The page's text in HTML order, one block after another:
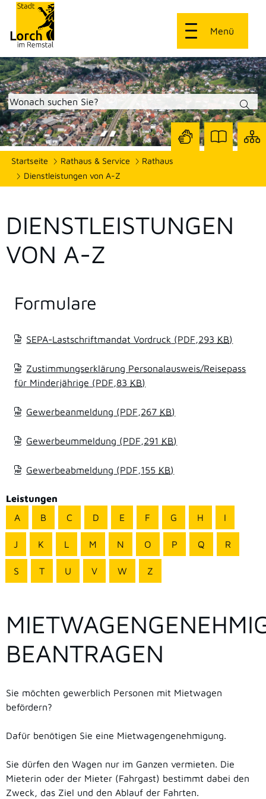
Menü
Startseite Rathaus & Service
Rathaus
Dienstleistungen von A-Z
Seite
DIENSTLEISTUNGEN
VON A-Z
Formulare
SEPA-Lastschriftmandat Vordruck (PDF,293 KB)
Zustimmungserklärung Personalausweis/Reisepass
für Minderjährige (PDF,83 KB)
Gewerbeanmeldung (PDF,267 KB)
Gewerbeummeldung (PDF,291 KB)
Gewerbeabmeldung (PDF,155 KB)
Leistungen
A
B C D E F G H I
J K L M N O P Q R
S T U V W Z
BEANTRAGEN
Sie möchten gewerblich Personen mit Mietwagen
befördern?
Dafür benötigen Sie eine Mietwagengenehmigung.
Sie dürfen den Wagen nur im Ganzen vermieten. Die
Mieterin oder der Mieter (Fahrgast) bestimmt dabei den
Zweck, das Ziel und den Ablauf der Fahrten.